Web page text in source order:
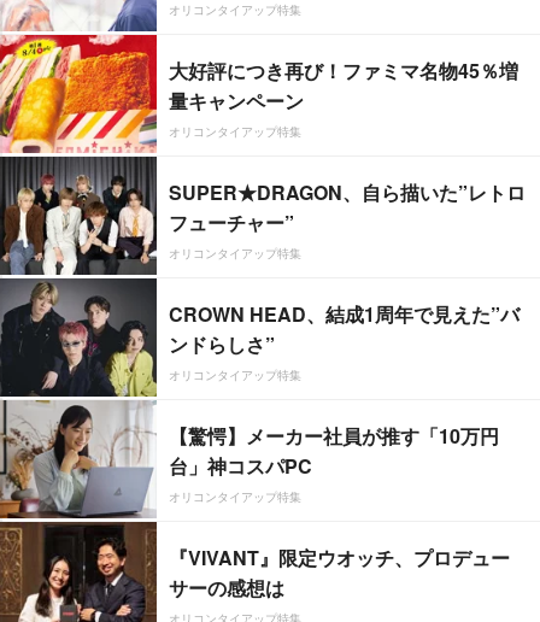
オリコンタイアップ特集
大好評につき再び！ファミマ名物45％増
量キャンペーン
オリコンタイアップ特集
SUPER★DRAGON、自ら描いた”レトロ
フューチャー”
オリコンタイアップ特集
CROWN HEAD、結成1周年で見えた”バ
ンドらしさ”
オリコンタイアップ特集
【驚愕】メーカー社員が推す「10万円
台」神コスパPC
オリコンタイアップ特集
『VIVANT』限定ウオッチ、プロデュー
サーの感想は
オリコンタイアップ特集